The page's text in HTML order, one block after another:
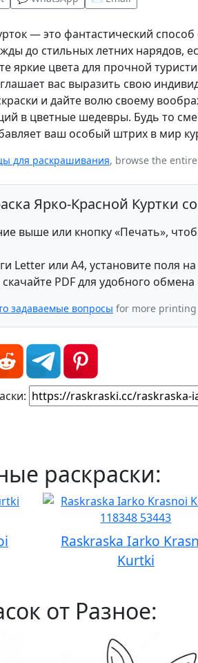
— это фантастический
до стильных летних нарядов,
яркие цвета для прочной
вас выразить свою
и дайте волю своему
в цветные шедевры. Будь то
ваш особый штрих в мир
для раскрашивания, browse the entire
Ярко-Красной Куртки
выше или кнопку «Печать»,
Letter или A4, установите поля
PDF для удобного обмена
задаваемые вопросы for more
раскраски:
Raskraska Iarko
Kurtki
от Разное: